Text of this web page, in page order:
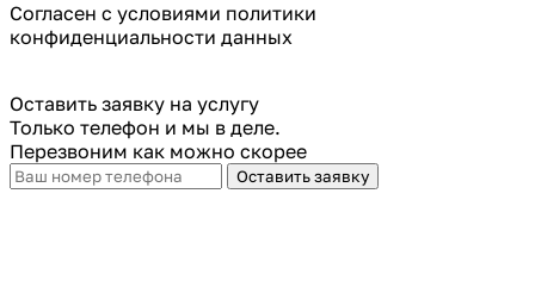
Cогласен с условиями политики
конфиденциальности данных
Оставить заявку на услугу
Только телефон и мы в деле.
Перезвоним как можно скорее
Оставить заявку